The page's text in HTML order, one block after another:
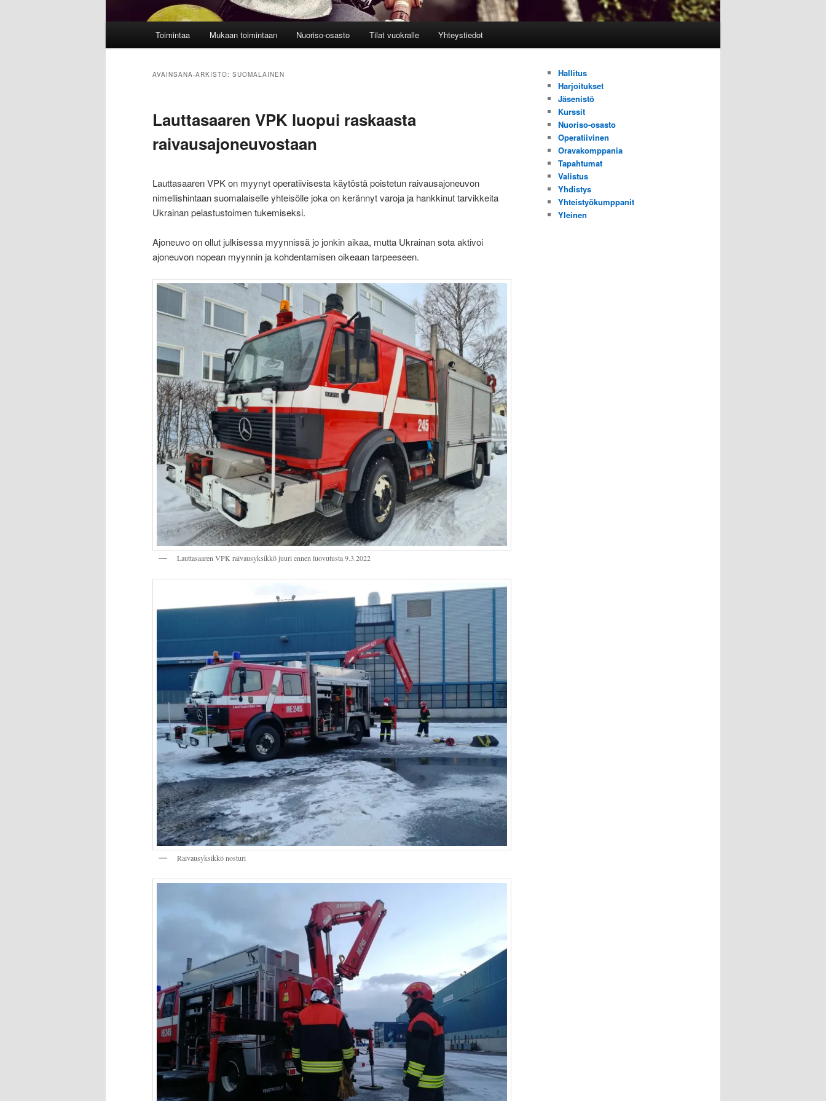
Toimintaa Mukaan toimintaan Nuoriso-osasto Tilat vuokralle Yhteystiedot
AVAINSANA-ARKISTO: SUOMALAINEN
Lauttasaaren VPK luopui raskaasta
raivausajoneuvostaan
Lauttasaaren VPK on myynyt operatiivisesta käytöstä poistetun raivausajoneuvon
nimellishintaan suomalaiselle yhteisölle joka on kerännyt varoja ja hankkinut tarvikkeita
Ukrainan pelastustoimen tukemiseksi.
Ajoneuvo on ollut julkisessa myynnissä jo jonkin aikaa, mutta Ukrainan sota aktivoi
ajoneuvon nopean myynnin ja kohdentamisen oikeaan tarpeeseen.
Lauttasaaren VPK raivausyksikkö juuri ennen luovutusta 9.3.2022
Raivausyksikkö nosturi
Hallitus
Harjoitukset
Jäsenistö
Kurssit
Nuoriso-osasto
Operatiivinen
Oravakomppania
Tapahtumat
Valistus
Yhdistys
Yhteistyökumppanit
Yleinen